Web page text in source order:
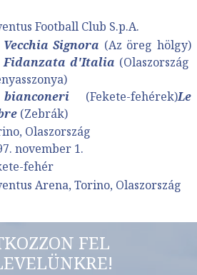
Football Club S.p.A.
Signora (Az öreg hölgy)
Fidanzata d'Italia (Olaszország
(Fekete-fehérek)Le
(Zebrák)
Olaszország
november 1.
fehér
Arena, Torino, Olaszország
FEL